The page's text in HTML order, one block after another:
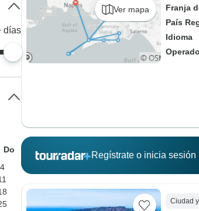
Ver mapa
Franja
País
Idioma
Regístrate o inicia
Ciudad
días
Do
4